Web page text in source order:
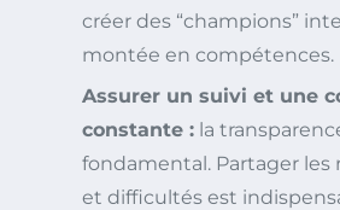
créer des “champions”
montée en compétences.
Assurer un suivi et une
constante : la
fondamental. Partager les
et difficultés est